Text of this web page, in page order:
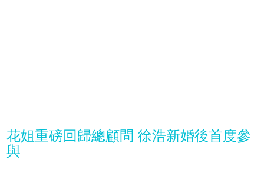
花姐重磅回歸總顧問 徐浩新婚後首度參
與